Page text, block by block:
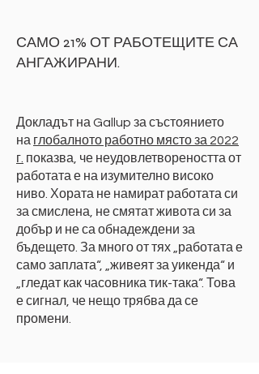
САМО 21% ОТ РАБОТЕЩИТЕ СА
АНГАЖИРАНИ.
Докладът на Gallup за състоянието
на глобалното работно място за 2022
г. показва, че неудовлетвореността от
работата е на изумително високо
ниво. Хората не намират работата си
за смислена, не смятат живота си за
добър и не са обнадеждени за
бъдещето. За много оттях „работата е
само заплата“, „живеят за уикенда“ и
„гледат как часовника тик-така“. Това
е сигнал, че нещо трябва да се
промени.